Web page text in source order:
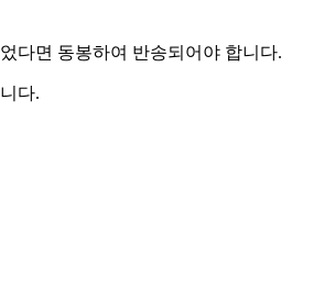
다면 동봉하여 반송되어야 합니다.
다.